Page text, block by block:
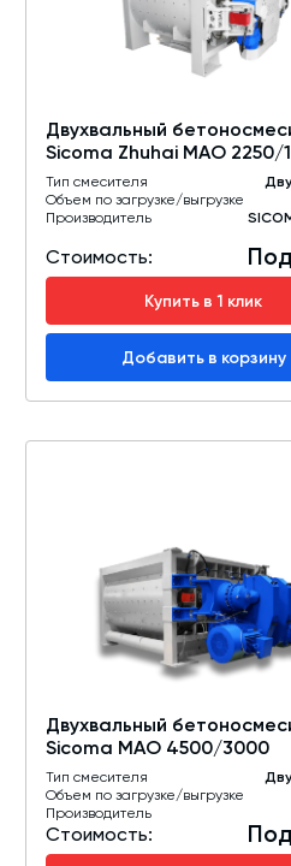
Двухвальный
Sicoma Zhuhai MAO 2250/
Тип смесителя
Объем по загрузке/выгрузке
Производитель
Стоимость:
Купить в 1 клик
Добавить в корзину
Двухвальный
Sicoma MAO 4500/3000
Тип смесителя
Объем по загрузке/выгрузке
Производитель
Стоимость: